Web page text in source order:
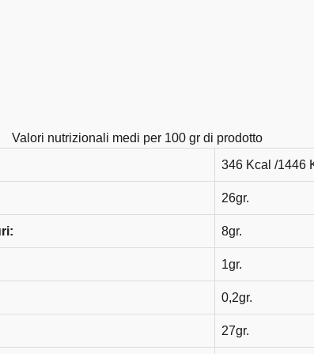
Valori nutrizionali medi per 100 gr di prodotto
346 Kcal /1446
26gr.
8gr.
1gr.
0,2gr.
27gr.